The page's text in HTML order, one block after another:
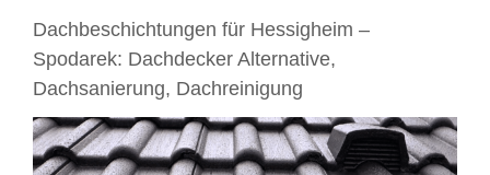
Dachbeschichtungen für Hessigheim –
Spodarek: Dachdecker Alternative,
Dachsanierung, Dachreinigung